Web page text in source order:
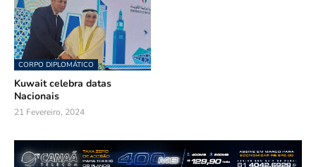
CORPO DIPLOMÁTICO
Kuwait celebra datas
Nacionais
21 Fevereiro, 2024